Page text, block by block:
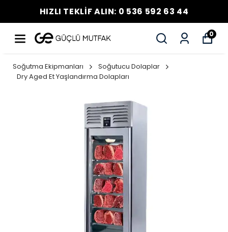
HIZLI TEKLİF ALIN: 0 536 592 63 44
0
Soğutma Ekipmanları
Soğutucu Dolaplar
Dry Aged Et Yaşlandırma Dolapları